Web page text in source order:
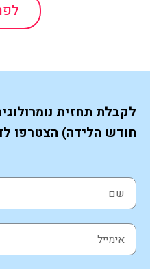
לקבלת תחזית
חודש הלידה) הצטרפו